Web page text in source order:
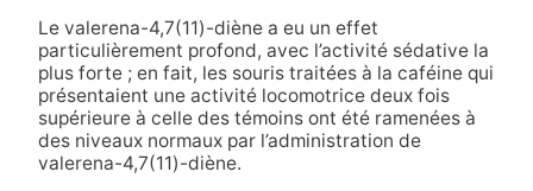
Le valerena-4,7(11)-diène a eu un effet
particulièrement profond, avec l’activité sédative la
plus forte ; en fait, les souris traitées à la caféine qui
présentaient une activité locomotrice deux fois
supérieure à celle des témoins ont été ramenées à
des niveaux normaux par l’administration de
valerena-4,7(11)-diène.